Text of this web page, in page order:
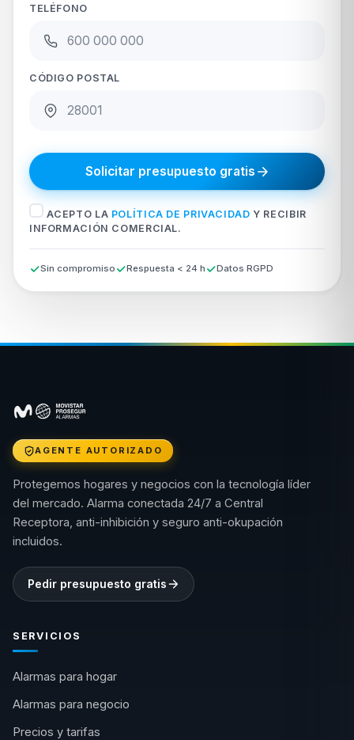
TELÉFONO
CÓDIGO POSTAL
Solicitar presupuesto gratis
ACEPTO LA POLÍTICA DE PRIVACIDAD Y RECIBIR
INFORMACIÓN COMERCIAL.
Sin compromiso Respuesta < 24 h Datos RGPD
AGENTE AUTORIZADO
Protegemos hogares y negocios con la tecnología líder
del mercado. Alarma conectada 24/7 a Central
Receptora, anti-inhibición y seguro anti-okupación
incluidos.
Pedir presupuesto gratis
SERVICIOS
Alarmas para hogar
Alarmas para negocio
Precios y tarifas